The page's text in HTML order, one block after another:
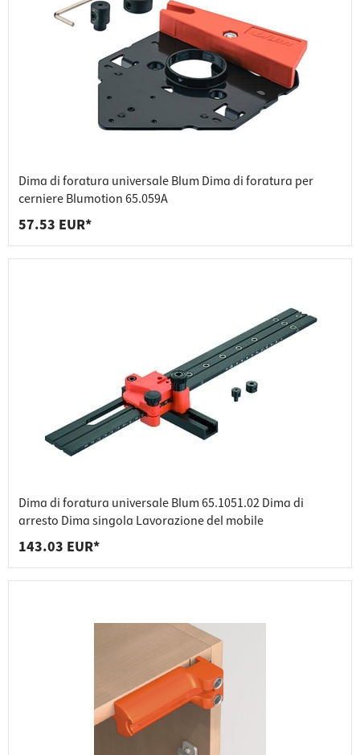
Dima di foratura universale Blum Dima di foratura per
cerniere Blumotion 65.059A
57.53 EUR*
Dima di foratura universale Blum 65.1051.02 Dima di
arresto Dima singola Lavorazione del mobile
143.03 EUR*